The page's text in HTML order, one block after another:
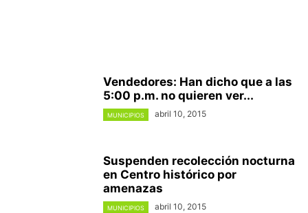
Vendedores: Han dicho que a las
5:00 p.m. no quieren ver...
MUNICIPIOS abril 10, 2015
Suspenden recolección nocturna
en Centro histórico por
amenazas
MUNICIPIOS abril 10, 2015